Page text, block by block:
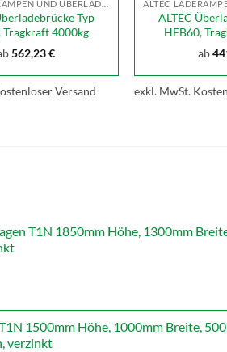
Typ
Tragkraft 4000kg
562,23€
Versand
ALTEC
HFB60,
ab
exkl. MwSt.
T1N 1850mm Höhe, 1300mm
1500mm Höhe, 1000mm Breite,
verzinkt